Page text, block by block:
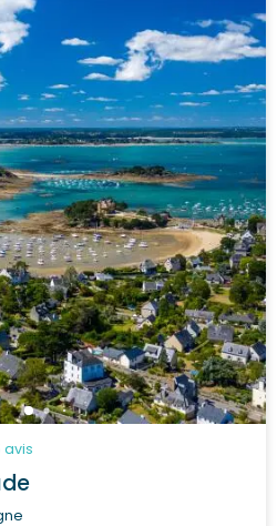
avis